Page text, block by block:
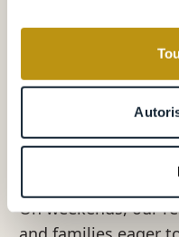
déclaration sur les
Les cookies nous
médias sociaux et
partageons également
notre site avec nos
publicité et d'analyse,
The
On weekends, our